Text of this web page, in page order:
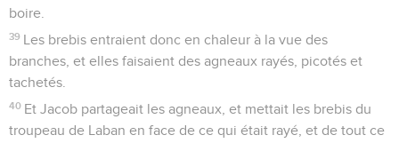
boire.
39 Les brebis entraient donc en chaleur à la vue des
branches, et elles faisaient des agneaux rayés, picotés et
tachetés.
40 Et Jacob partageait les agneaux, et mettait les brebis du
troupeau de Laban en face de ce qui était rayé, et de tout ce